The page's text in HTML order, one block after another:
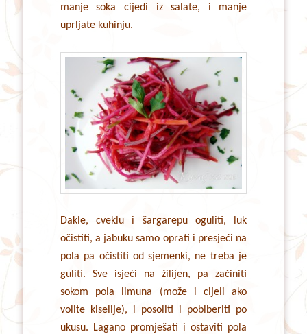
manje soka cijedi iz salate, i manje
uprljate kuhinju.
Dakle, cveklu i šargarepu oguliti, luk
očistiti, a jabuku samo oprati i presjeći na
pola pa očistiti od sjemenki, ne treba je
guliti. Sve isjeći na žilijen, pa začiniti
sokom pola limuna (može i cijeli ako
volite kiselije), i posoliti i pobiberiti po
ukusu. Lagano promješati i ostaviti pola